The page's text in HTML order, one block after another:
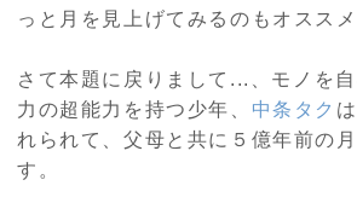
っと月を見上げてみるのもオススメ
さて本題に戻りまして...、モノを
力の超能力を持つ少年、 中条タク
れられて、父母と共に５億年前の
す。